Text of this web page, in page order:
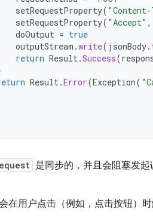
setRequestProperty( "Content-
setRequestProperty( "Accept" ,
doOutput = true
outputStream .write( jsonBody.
return Result.Success(
Result.Error(Exception(
是同步的，并且会阻塞发
在用户点击（例如，点击按钮）时